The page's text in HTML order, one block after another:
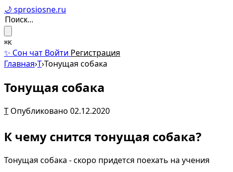
🌙 sprosiosne.ru
⌘K
✨ Сон чат Войти Регистрация
Главная›Т›Тонущая собака
Тонущая собака
Т Опубликовано 02.12.2020
К чему снится тонущая собака?
Тонущая собака - скоро придется поехать на учения